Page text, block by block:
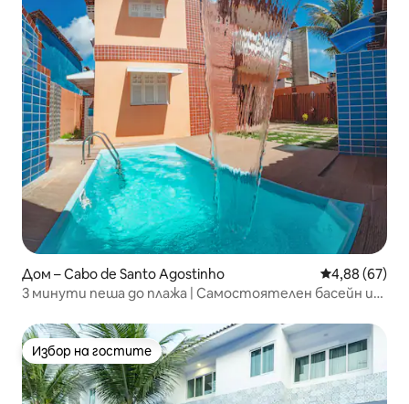
Дом – Cabo de Santo Agostinho Средна
4,88 (67)
3 минути пеша до плажа | Самостоятелен басейн и
Избор на гостите
Избор на гостите